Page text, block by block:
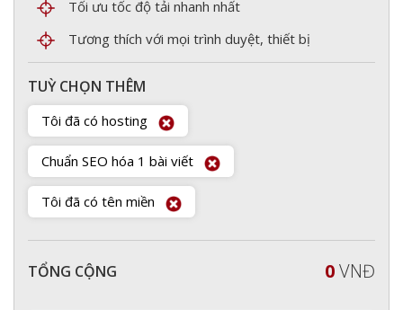
Tối ưu tốc độ tải nhanh nhất
Tương thích với mọi trình duyệt, thiết bị
TUỲ CHỌN THÊM
Tôi đã có hosting
Chuẩn SEO hóa 1 bài viết
Tôi đã có tên miền
TỔNG CỘNG 0VNĐ